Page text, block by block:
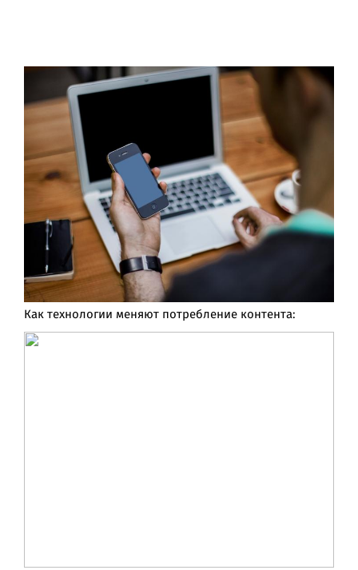
Как технологии меняют потребление контента: